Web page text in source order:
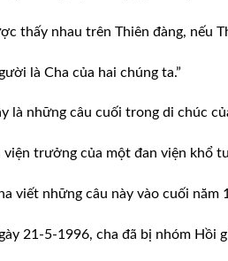
thấy nhau trên Thiên đàng, nếu
là Cha của hai chúng ta.”
là những câu cuối trong di chúc
viện trưởng của một đan viện khổ
viết những câu này vào cuối
21-5-1996, cha đã bị nhóm Hồi